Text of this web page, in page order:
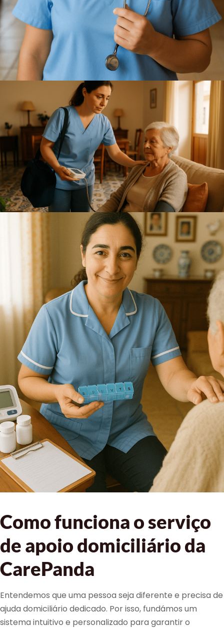
Como funciona o serviço
de apoio domiciliário da
CarePanda
Entendemos que uma pessoa seja diferente e precisa de
ajuda domiciliário dedicado. Por isso, fundámos um
sistema intuitivo e personalizado para garantir o